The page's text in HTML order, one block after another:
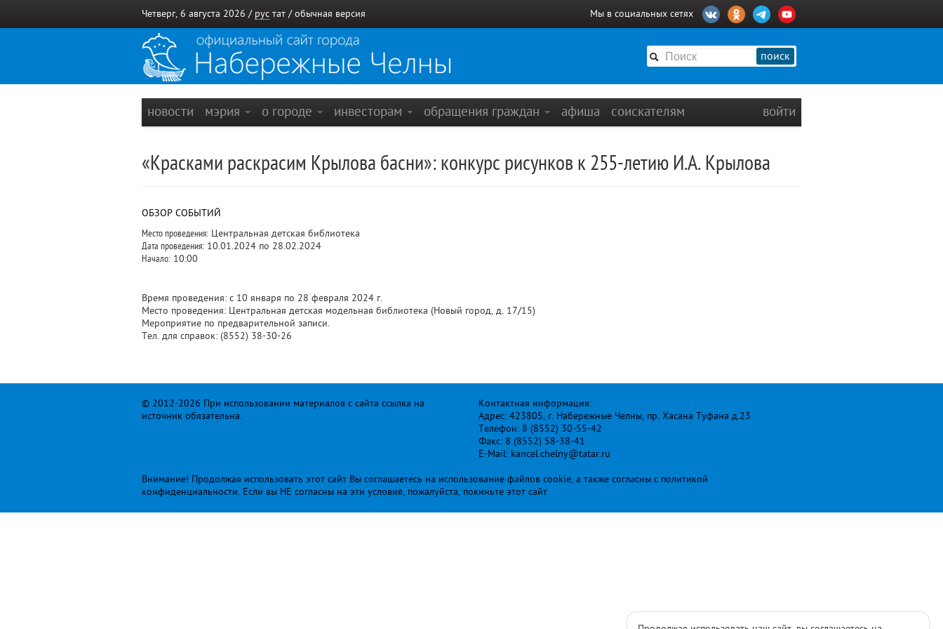
Четверг, 6 августа 2026 / рус тат / обычная версия Мы в социальных сетях
поиск
новости мэрия о городе инвесторам обращения граждан афиша соискателям войти
«Красками раскрасим Крылова басни»: конкурс рисунков к 255-летию И.А. Крылова
ОБЗОР СОБЫТИЙ
Место проведения: Центральная детская библиотека
Дата проведения: 10.01.2024 по 28.02.2024
Начало: 10:00
Время проведения: с 10 января по 28 февраля 2024 г.
Место проведения: Центральная детская модельная библиотека (Новый город, д. 17/15)
Мероприятие по предварительной записи.
Тел. для справок: (8552) 38-30-26
© 2012-2026 При использовании материалов с сайта ссылка на
источник обязательна.
Контактная информация:
Адрес: 423805, г. Набережные Челны, пр. Хасана Туфана д.23
Телефон: 8 (8552) 30-55-42
Факс: 8 (8552) 58-38-41
E-Mail: kancel.chelny@tatar.ru
Внимание! Продолжая использовать этот сайт Вы соглашаетесь на использование файлов cookie, а также согласны с политикой
конфиденциальности. Если вы НЕ согласны на эти условия, пожалуйста, покиньте этот сайт